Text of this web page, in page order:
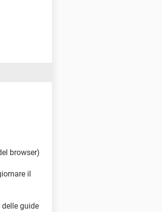
browser)
il
guide